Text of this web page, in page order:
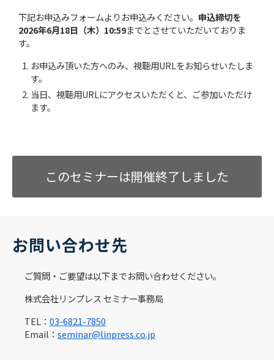
下記お申込みフォームよりお申込みください。 申込締切を
2026年6月18日（木）10:59までとさせていただいておりま
す。
お申込み頂いた方へのみ、視聴用URLをお知らせいたしま
す。
当日、視聴用URLにアクセスいただくと、ご参加いただけ
ます。
このセミナーは開催終了しました
お問い合わせ先
ご質問・ご要望は以下までお問い合わせください。
株式会社リンプレス セミナー事務局
TEL： 03-6821-7850
Email： seminar@linpress.co.jp